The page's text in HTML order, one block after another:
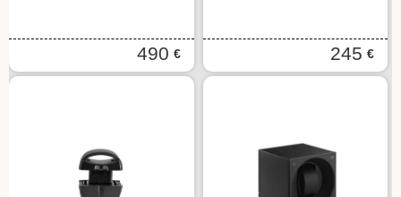
490 € 245 €